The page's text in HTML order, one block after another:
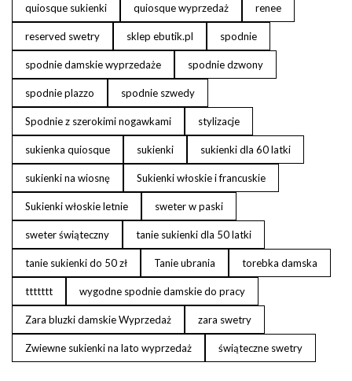
quiosque sukienki quiosque wyprzedaż renee
reserved swetry sklep ebutik.pl spodnie
spodnie damskie wyprzedaże spodnie dzwony
spodnie plazzo spodnie szwedy
Spodnie z szerokimi nogawkami stylizacje
sukienka quiosque sukienki sukienki dla 60 latki
sukienki na wiosnę Sukienki włoskie i francuskie
Sukienki włoskie letnie sweter w paski
sweter świąteczny tanie sukienki dla 50 latki
tanie sukienki do 50 zł Tanie ubrania torebka damska
ttttttt wygodne spodnie damskie do pracy
Zara bluzki damskie Wyprzedaż zara swetry
Zwiewne sukienki na lato wyprzedaż świąteczne swetry